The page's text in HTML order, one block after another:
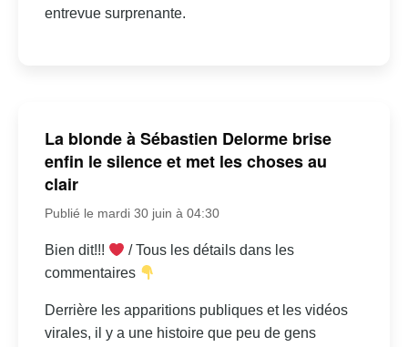
entrevue surprenante.
La blonde à Sébastien Delorme brise
enfin le silence et met les choses au
clair
Publié le mardi 30 juin à 04:30
Bien dit!!!
/ Tous les détails dans les
commentaires
Derrière les apparitions publiques et les vidéos
virales, il y a une histoire que peu de gens